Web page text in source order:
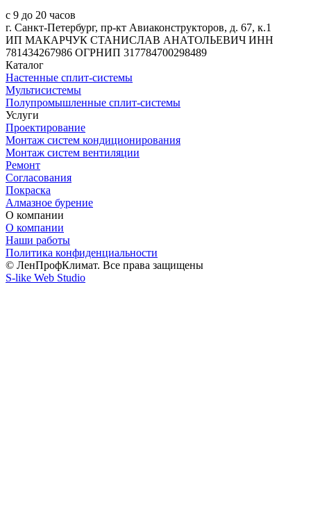
с 9 до 20 часов
г. Санкт-Петербург, пр-кт Авиаконструкторов, д. 67, к.1
ИП МАКАРЧУК СТАНИСЛАВ АНАТОЛЬЕВИЧ ИНН
781434267986 ОГРНИП 317784700298489
Каталог
Настенные сплит-системы
Мультисистемы
Полупромышленные сплит-системы
Услуги
Проектирование
Монтаж систем кондиционирования
Монтаж систем вентиляции
Ремонт
Согласования
Покраска
Алмазное бурение
О компании
О компании
Наши работы
Политика конфиденциальности
© ЛенПрофКлимат. Все права защищены
S-like Web Studio